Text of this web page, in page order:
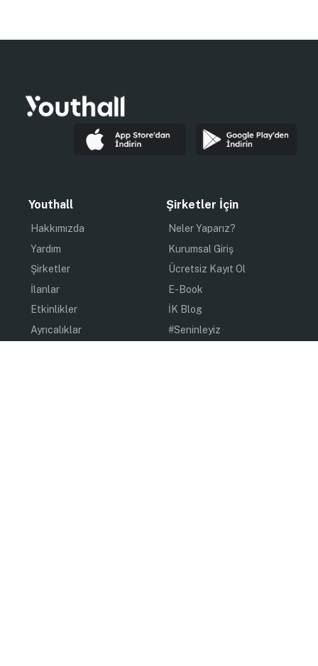
Youthall
Hakkımızda
Yardım
Şirketler
İlanlar
Etkinlikler
Ayrıcalıklar
Şirketler İçin
Neler Yaparız?
Kurumsal Giriş
Ücretsiz Kayıt Ol
E-Book
İK Blog
#Seninleyiz